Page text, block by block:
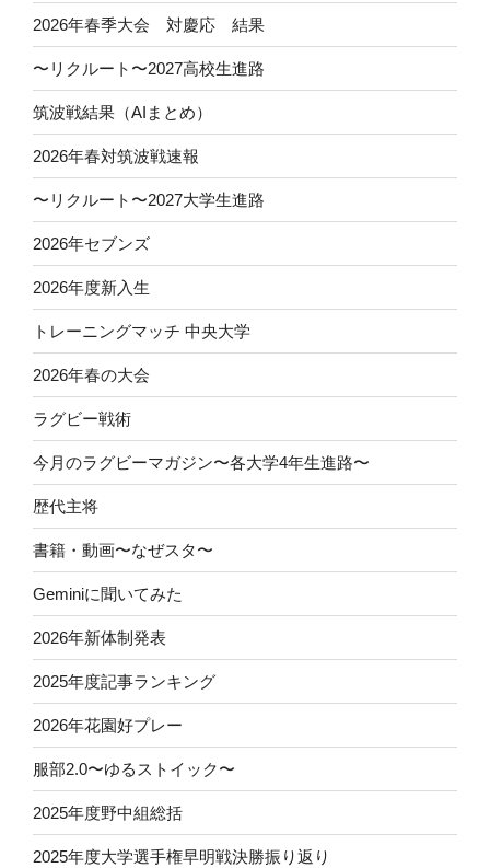
2026年春季大会 対慶応 結果
〜リクルート〜2027高校生進路
筑波戦結果（AIまとめ）
2026年春対筑波戦速報
〜リクルート〜2027大学生進路
2026年セブンズ
2026年度新入生
トレーニングマッチ 中央大学
2026年春の大会
ラグビー戦術
今月のラグビーマガジン〜各大学4年生進路〜
歴代主将
書籍・動画〜なぜスタ〜
Geminiに聞いてみた
2026年新体制発表
2025年度記事ランキング
2026年花園好プレー
服部2.0〜ゆるストイック〜
2025年度野中組総括
2025年度大学選手権早明戦決勝振り返り